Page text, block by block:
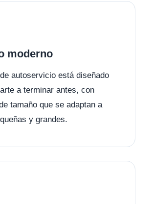
moderno
autoservicio está diseñado
a terminar antes, con
tamaño que se adaptan a
y grandes.